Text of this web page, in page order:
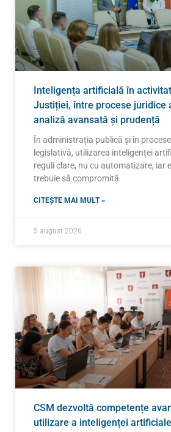
Inteligența artificială în
Justiției, între procese juridice
analiză avansată și prudență
În administrația publică și în
legislativă, utilizarea inteligenței
reguli clare, nu cu automatizare, iar
trebuie să compromită
CITEȘTE MAI MULT »
5 august 2026
CSM dezvoltă competențe
utilizare a inteligenței